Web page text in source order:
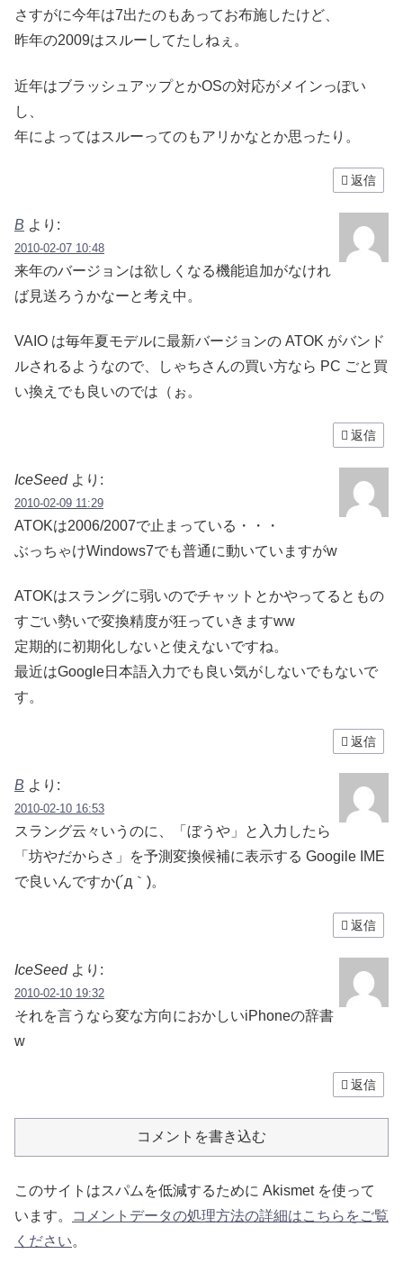
さすがに今年は7出たのもあってお布施したけど、
昨年の2009はスルーしてたしねぇ。
近年はブラッシュアップとかOSの対応がメインっぽい
し、
年によってはスルーってのもアリかなとか思ったり。
返信
B より:
2010-02-07 10:48
来年のバージョンは欲しくなる機能追加がなけれ
ば見送ろうかなーと考え中。
VAIO は毎年夏モデルに最新バージョンの ATOK がバンド
ルされるようなので、しゃちさんの買い方なら PC ごと買
い換えでも良いのでは（ぉ。
返信
IceSeed より:
2010-02-09 11:29
ATOKは2006/2007で止まっている・・・
ぶっちゃけWindows7でも普通に動いていますがw
ATOKはスラングに弱いのでチャットとかやってるともの
すごい勢いで変換精度が狂っていきますww
定期的に初期化しないと使えないですね。
最近はGoogle日本語入力でも良い気がしないでもないで
す。
返信
B より:
2010-02-10 16:53
スラング云々いうのに、「ぼうや」と入力したら
「坊やだからさ」を予測変換候補に表示する Googile IME
で良いんですか(´д｀)。
返信
IceSeed より:
2010-02-10 19:32
それを言うなら変な方向におかしいiPhoneの辞書
w
返信
コメントを書き込む
このサイトはスパムを低減するために Akismet を使って
います。
コメントデータの処理方法の詳細はこちらをご覧
ください。